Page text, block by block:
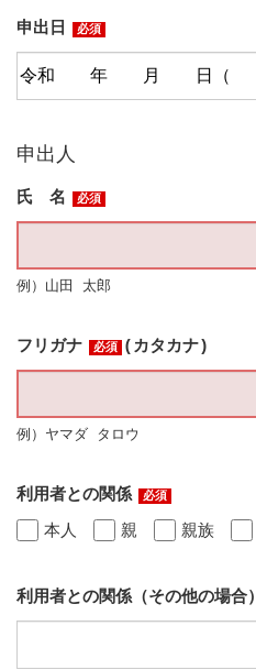
申出日 必須
申出人
氏 名 必須
例）山田 太郎
フリガナ 必須 (カタカナ)
例）ヤマダ タロウ
利用者との関係 必須
本人 親 親族
利用者との関係（その他の場合）